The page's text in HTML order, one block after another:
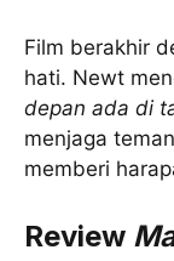
Film berakhir
hati. Newt
depan ada di
menjaga
memberi
Review